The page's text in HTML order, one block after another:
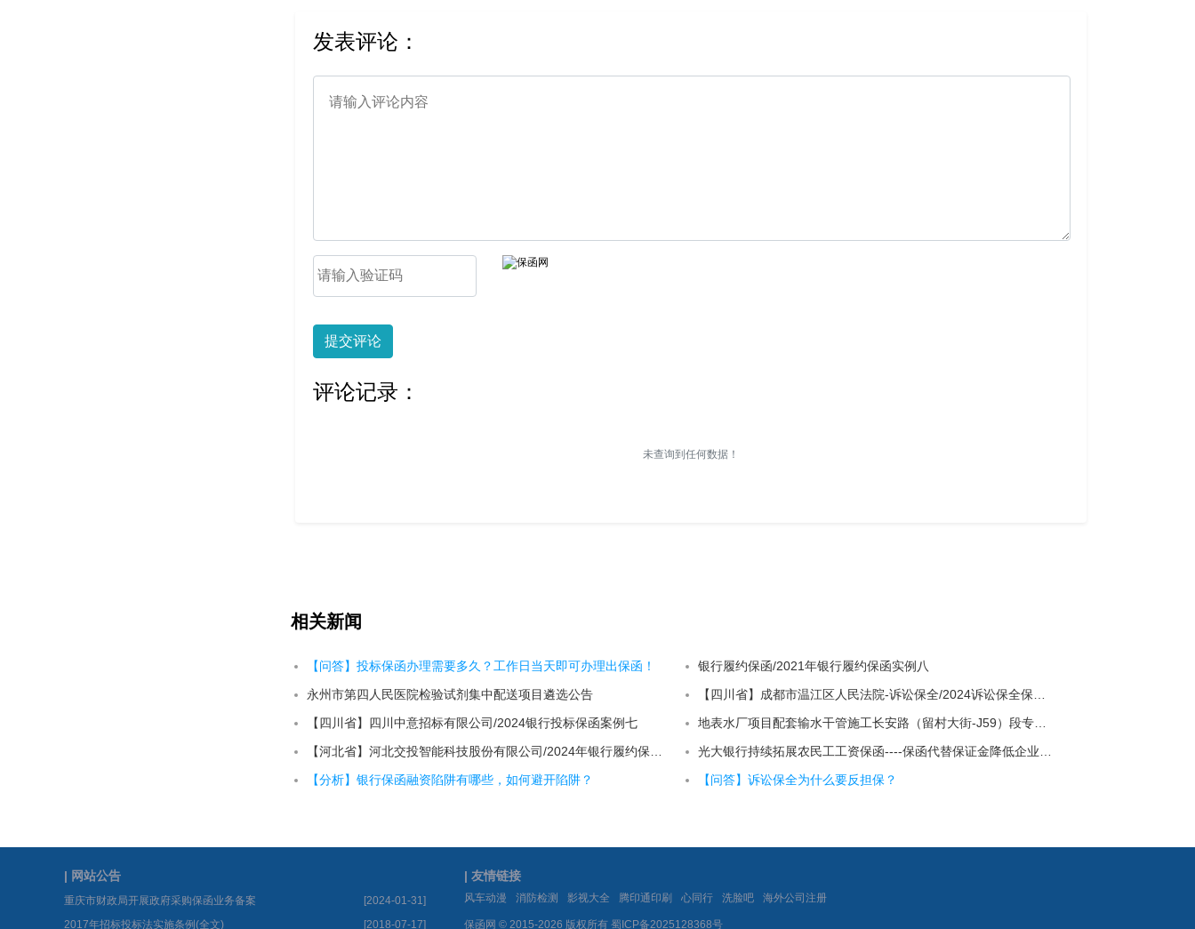
发表评论：
提交评论
评论记录：
未查询到任何数据！
相关新闻
【问答】投标保函办理需要多久？工作日当天即可办理出保函！
银行履约保函/2021年银行履约保函实例八
永州市第四人民医院检验试剂集中配送项目遴选公告
【四川省】四川中意招标有限公司/2024银行投标保函案例七
【分析】银行保函融资陷阱有哪些，如何避开陷阱？
【问答】诉讼保全为什么要反担保？
| 网站公告
重庆市财政局开展政府采购保函业务备案
[2024-01-31]
2017年招标投标法实施条例(全文)
[2018-07-17]
| 友情链接
风车动漫 消防检测 影视大全 腾印通印刷 心同行 洗脸吧 海外公司注册
保函网 © 2015-2026 版权所有 蜀ICP备2025128368号